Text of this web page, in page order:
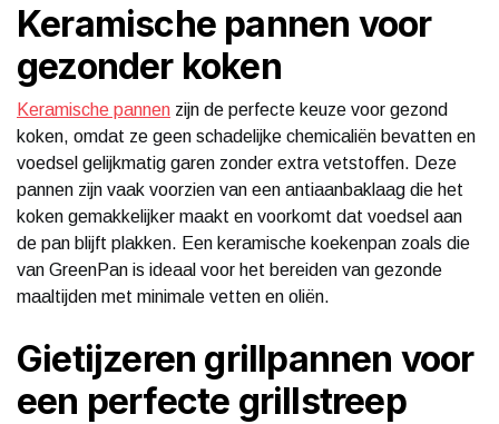
Keramische pannen voor
gezonder koken
Keramische pannen zijn de perfecte keuze voor gezond
koken, omdat ze geen schadelijke chemicaliën bevatten en
voedsel gelijkmatig garen zonder extra vetstoffen. Deze
pannen zijn vaak voorzien van een antiaanbaklaag die het
koken gemakkelijker maakt en voorkomt dat voedsel aan
de pan blijft plakken. Een keramische koekenpan zoals die
van GreenPan is ideaal voor het bereiden van gezonde
maaltijden met minimale vetten en oliën.
Gietijzeren grillpannen voor
een perfecte grillstreep